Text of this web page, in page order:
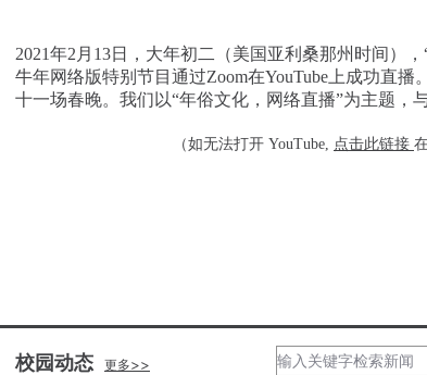
2021年2月13日，大年初二（美国亚利桑那州时间）
牛年网络版特别节目通过Zoom在YouTube上成功直播
十一场春晚。我们以“年俗文化，网络直播”为主题，
（​如无法打开 YouTube, 点击此链接
校园动态 更多>>